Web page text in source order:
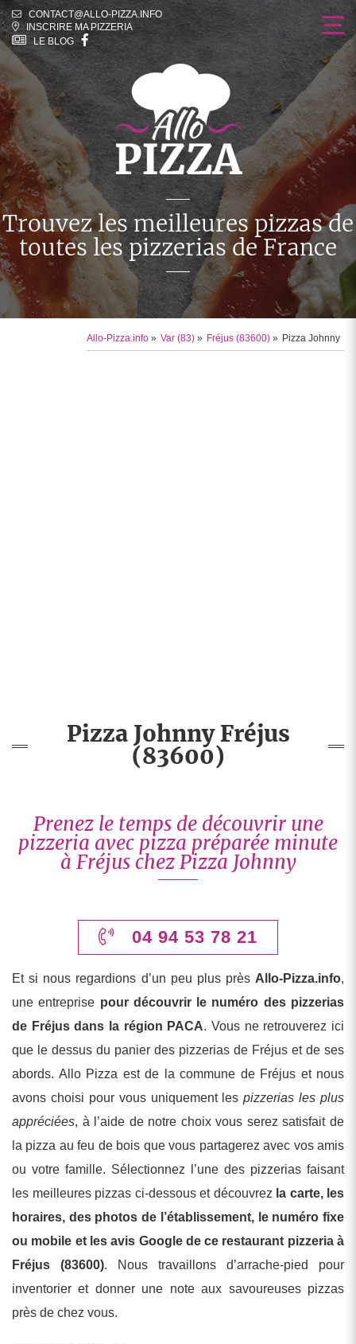
Trouvez les meilleures pizzasde
toutes les pizzerias de France
CONTACT@ALLO-PIZZA.INFO
INSCRIRE MA PIZZERIA
LE BLOG
Allo-Pizza.info » Var (83) » Fréjus (83600) » Pizza Johnny
Pizza Johnny Fréjus
(83600)
Prenez le temps de découvrir une
pizzeria avec pizza préparée minute
à Fréjus chez Pizza Johnny
04 94 53 78 21
Et si nous regardions d’un peu plus près Allo-Pizza.info,
une entreprise pour découvrir le numéro des pizzerias
de Fréjus dans la région PACA. Vous ne retrouverez ici
que le dessus du panier des pizzerias de Fréjus et de ses
abords. Allo Pizza est de la commune de Fréjus et nous
avons choisi pour vous uniquement lespizzerias les plus
appréciées, à l’aide de notre choix vous serez satisfait de
la pizza au feu de bois que vous partagerez avec vos amis
ou votre famille. Sélectionnez l’une des pizzerias faisant
les meilleures pizzas ci-dessous et découvrez la carte, les
horaires, des photos de l’établissement, le numéro fixe
ou mobile et les avis Google de ce restaurant pizzeria à
Fréjus (83600). Nous travaillons d’arrache-pied pour
inventorier et donner une note aux savoureuses pizzas
près de chez vous.